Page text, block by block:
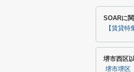
SOARに
【賃貸特
堺市西区
堺市堺区